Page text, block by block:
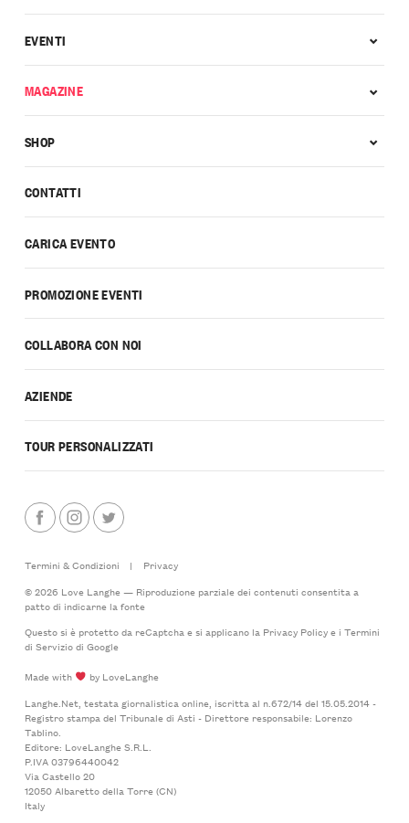
CONTATTI
CARICA EVENTO
PROMOZIONE EVENTI
COLLABORA CON NOI
AZIENDE
TOUR PERSONALIZZATI
EVENTI
MAGAZINE
SHOP
Termini & Condizioni |
Privacy
© 2026 Love Langhe — Riproduzione parziale dei contenuti consentita a
patto di indicarne la fonte
Questo si è protetto da reCaptcha e si applicano la Privacy Policye i Termini
di Serviziodi Google
Made with
by LoveLanghe
Langhe.Net, testata giornalistica online, iscritta al n.672/14 del 15.05.2014 -
Registro stampa del Tribunale di Asti - Direttore responsabile: Lorenzo
Tablino.
Editore: LoveLanghe S.R.L.
P.IVA 03796440042
Via Castello 20
12050 Albaretto della Torre (CN)
Italy